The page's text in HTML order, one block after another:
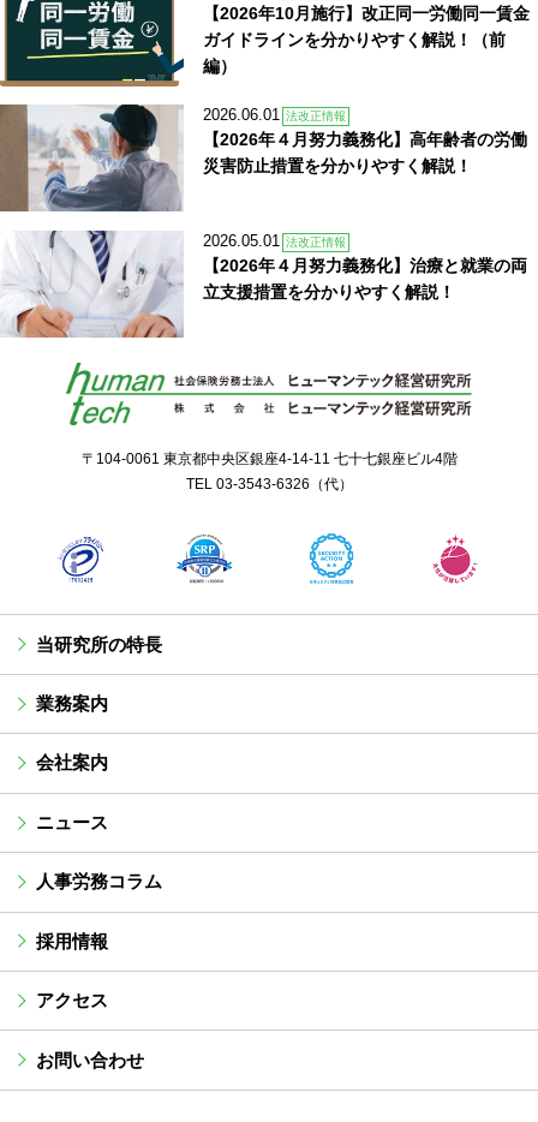
【2026年10月施行】改正同一労働同一賃金
ガイドラインを分かりやすく解説！（前
編）
2026.06.01 法改正情報
【2026年４月努力義務化】高年齢者の労働
災害防止措置を分かりやすく解説！
2026.05.01 法改正情報
【2026年４月努力義務化】治療と就業の両
立支援措置を分かりやすく解説！
〒104-0061 東京都中央区銀座4-14-11 七十七銀座ビル4階
TEL 03-3543-6326 （代）
当研究所の特長
業務案内
会社案内
ニュース
人事労務コラム
採用情報
アクセス
お問い合わせ